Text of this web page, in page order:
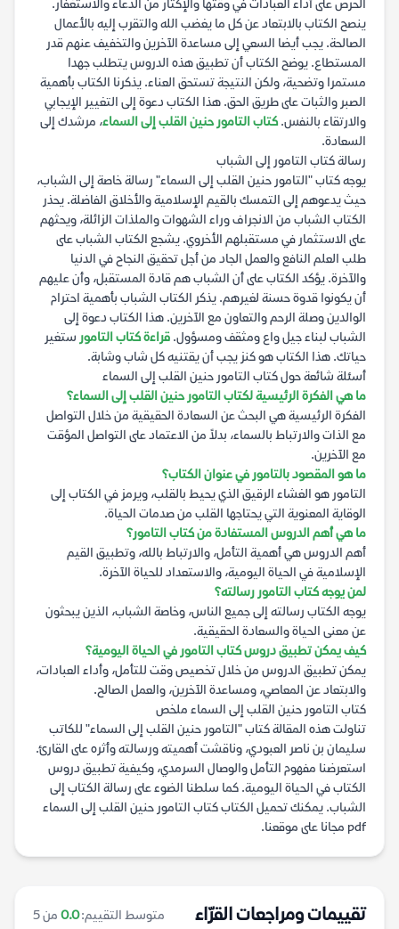
الحرص على أداء العبادات في وقتها والإكثار من الدعاء والاستغفار.
ينصح الكتاب بالابتعاد عن كل ما يغضب الله والتقرب إليه بالأعمال
الصالحة. يجب أيضا السعي إلى مساعدة الآخرين والتخفيف عنهم قدر
المستطاع. يوضح الكتاب أن تطبيق هذه الدروس يتطلب جهدا
مستمرا وتضحية، ولكن النتيجة تستحق العناء. يذكرنا الكتاب بأهمية
الصبر والثبات على طريق الحق. هذا الكتاب دعوة إلى التغيير الإيجابي
والارتقاء بالنفس.كتاب التامور حنين القلب إلى السماء، مرشدك إلى
السعادة.
رسالة كتاب التامور إلى الشباب
يوجه كتاب "التامور حنين القلب إلى السماء" رسالة خاصة إلى الشباب،
حيث يدعوهم إلى التمسك بالقيم الإسلامية والأخلاق الفاضلة. يحذر
الكتاب الشباب من الانجراف وراء الشهوات والملذات الزائلة، ويحثهم
على الاستثمار في مستقبلهم الأخروي. يشجع الكتاب الشباب على
طلب العلم النافع والعمل الجاد من أجل تحقيق النجاح في الدنيا
والآخرة. يؤكد الكتاب على أن الشباب هم قادة المستقبل، وأن عليهم
أن يكونوا قدوة حسنة لغيرهم. يذكر الكتاب الشباب بأهمية احترام
الوالدين وصلة الرحم والتعاون مع الآخرين. هذا الكتاب دعوة إلى
الشباب لبناء جيل واع ومثقف ومسؤول. قراءة كتاب التامور ستغير
حياتك. هذا الكتاب هو كنز يجب أن يقتنيه كل شاب وشابة.
أسئلة شائعة حول كتاب التامور حنين القلب إلى السماء
ما هي الفكرة الرئيسية لكتاب التامور حنين القلب إلى السماء؟
الفكرة الرئيسية هي البحث عن السعادة الحقيقية من خلال التواصل
مع الذات والارتباط بالسماء، بدلاً من الاعتماد على التواصل المؤقت
مع الآخرين.
ما هو المقصود بالتامور في عنوان الكتاب؟
التامور هو الغشاء الرقيق الذي يحيط بالقلب، ويرمز في الكتاب إلى
الوقاية المعنوية التي يحتاجها القلب من صدمات الحياة.
ما هي أهم الدروس المستفادة من كتاب التامور؟
أهم الدروس هي أهمية التأمل، والارتباط بالله، وتطبيق القيم
الإسلامية في الحياة اليومية، والاستعداد للحياة الآخرة.
لمن يوجه كتاب التامور رسالته؟
يوجه الكتاب رسالته إلى جميع الناس، وخاصة الشباب، الذين يبحثون
عن معنى الحياة والسعادة الحقيقية.
كيف يمكن تطبيق دروس كتاب التامور في الحياة اليومية؟
يمكن تطبيق الدروس من خلال تخصيص وقت للتأمل، وأداء العبادات،
والابتعاد عن المعاصي، ومساعدة الآخرين، والعمل الصالح.
كتاب التامور حنين القلب إلى السماء ملخص
تناولت هذه المقالة كتاب "التامور حنين القلب إلى السماء" للكاتب
سليمان بن ناصر العبودي، وناقشت أهميته ورسالته وأثره على القارئ.
استعرضنا مفهوم التأمل والوصال السرمدي، وكيفية تطبيق دروس
الكتاب في الحياة اليومية. كما سلطنا الضوء على رسالة الكتاب إلى
الشباب. يمكنك تحميل الكتاب كتاب التامور حنين القلب إلى السماء
pdf مجانا على موقعنا.
تقييمات ومراجعات القرّاء متوسط التقييم:0.0 من 5